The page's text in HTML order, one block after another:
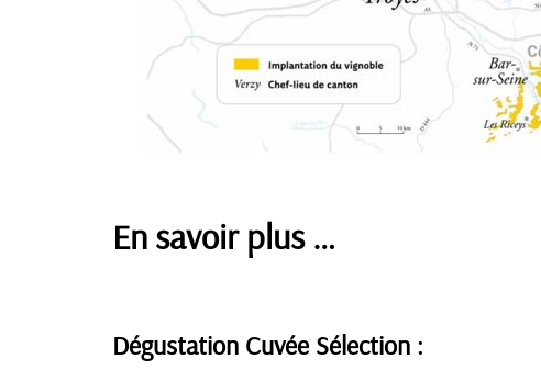
En savoir plus …
Dégustation Cuvée Sélection :